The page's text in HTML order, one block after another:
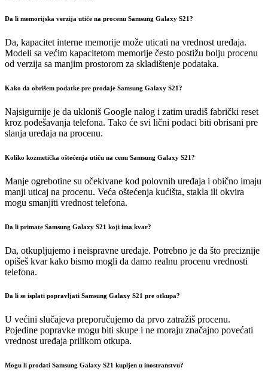
Da li memorijska verzija utiče na procenu Samsung Galaxy S21?
Da, kapacitet interne memorije može uticati na vrednost uređaja.
Modeli sa većim kapacitetom memorije često postižu bolju procenu
od verzija sa manjim prostorom za skladištenje podataka.
Kako da obrišem podatke pre prodaje Samsung Galaxy S21?
Najsigurnije je da ukloniš Google nalog i zatim uradiš fabrički reset
kroz podešavanja telefona. Tako će svi lični podaci biti obrisani pre
slanja uređaja na procenu.
Koliko kozmetička oštećenja utiču na cenu Samsung Galaxy S21?
Manje ogrebotine su očekivane kod polovnih uređaja i obično imaju
manji uticaj na procenu. Veća oštećenja kućišta, stakla ili okvira
mogu smanjiti vrednost telefona.
Da li primate Samsung Galaxy S21 koji ima kvar?
Da, otkupljujemo i neispravne uređaje. Potrebno je da što preciznije
opišeš kvar kako bismo mogli da damo realnu procenu vrednosti
telefona.
Da li se isplati popravljati Samsung Galaxy S21 pre otkupa?
U većini slučajeva preporučujemo da prvo zatražiš procenu.
Pojedine popravke mogu biti skupe i ne moraju značajno povećati
vrednost uređaja prilikom otkupa.
Mogu li prodati Samsung Galaxy S21 kupljen u inostranstvu?